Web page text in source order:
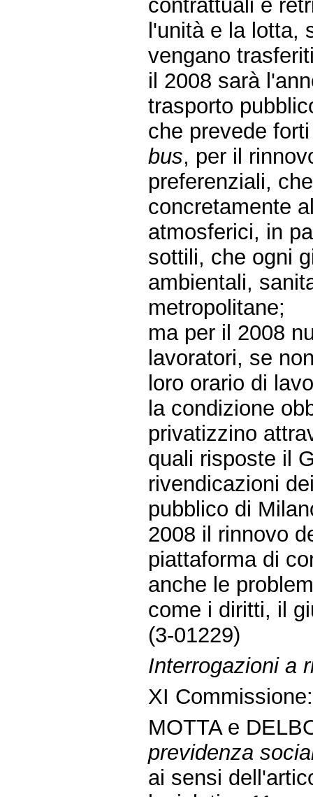
contrattuali e
l'unità e la lotta,
vengano
il 2008 sarà
trasporto
che prevede
bus, per il
preferenziali,
concretamente
atmosferici, in
sottili, che ogni
ambientali,
metropolitane;
ma per il 2008
lavoratori, se
loro orario di
la condizione
privatizzino
quali risposte il
rivendicazioni
pubblico di
2008 il rinnovo
piattaforma di
anche le
come i diritti, il
(3-01229)
Interrogazioni a
XI Commissione:
MOTTA e
previdenza
ai sensi